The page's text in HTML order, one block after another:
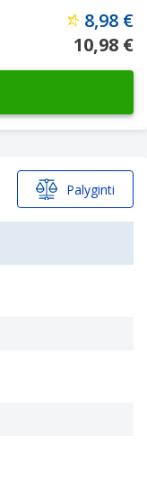
8,98 €
10,98 €
Palyginti